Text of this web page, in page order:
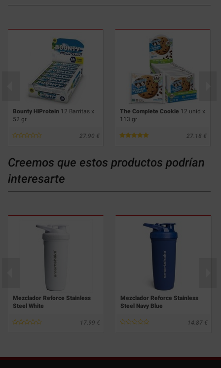
Bounty HiProtein 12 Barritas x
52 gr
27.90
The Complete Cookie 12 unid x
113 gr
27.18
Creemos que estos productos podrían
interesarte
Mezclador Reforce Stainless
Steel White
17.99
Mezclador Reforce Stainless
Steel Navy Blue
14.87